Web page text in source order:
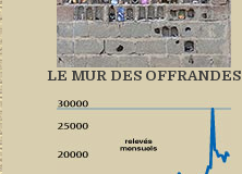
LE MUR DES OFFRANDES